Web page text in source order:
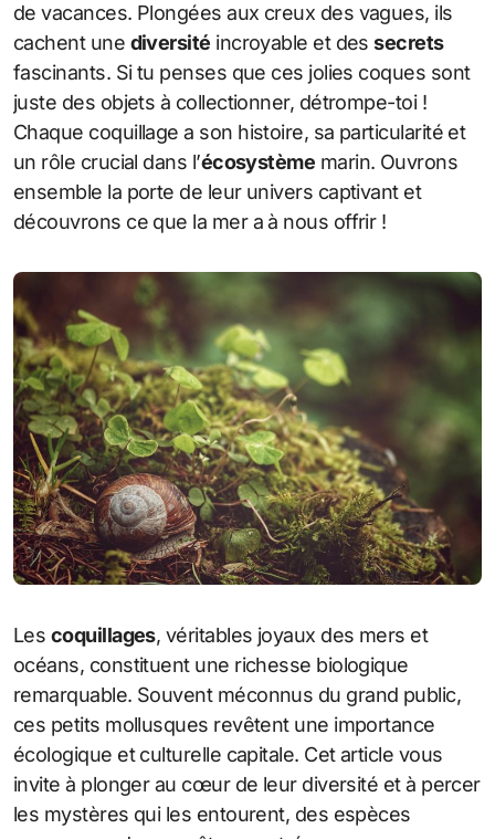
de vacances. Plongées aux creux des vagues, ils
cachent une diversité incroyable et dessecrets
fascinants. Si tu penses que ces jolies coques sont
juste des objets à collectionner, détrompe-toi !
Chaque coquillage a son histoire, sa particularité et
un rôle crucial dans l’écosystème marin. Ouvrons
ensemble la porte de leur univers captivant et
découvrons ce que la mer a à nous offrir !
Les coquillages, véritables joyaux des mers et
océans, constituent une richesse biologique
remarquable. Souvent méconnus du grand public,
ces petits mollusques revêtent une importance
écologique et culturelle capitale. Cet article vous
invite à plonger au cœur de leur diversité et à percer
les mystères qui les entourent, des espèces